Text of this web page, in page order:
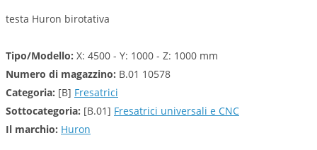
testa Huron birotativa
Tipo/Modello: X: 4500 - Y: 1000 - Z: 1000 mm
Numero di magazzino: B.01 10578
Categoria: [B] Fresatrici
Sottocategoria: [B.01] Fresatrici universali e CNC
Il marchio: Huron